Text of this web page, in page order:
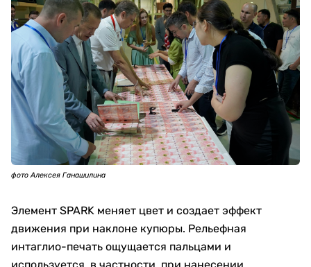
фото Алексея Ганашилина
Элемент SPARK меняет цвет и создает эффект
движения при наклоне купюры. Рельефная
интаглио-печать ощущается пальцами и